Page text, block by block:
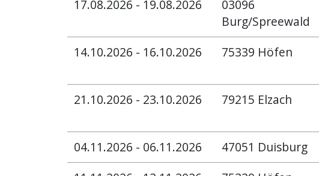
17.08.2026 - 19.08.2026
03096
Burg/Spreewald
14.10.2026 - 16.10.2026 75339 Höfen
21.10.2026 - 23.10.2026 79215 Elzach
04.11.2026 - 06.11.2026 47051 Duisburg